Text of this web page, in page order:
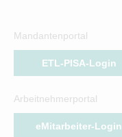
Mandantenportal
ETL-PISA-Login
Arbeitnehmerportal
eMitarbeiter-Login